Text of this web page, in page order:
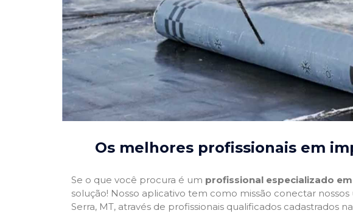
Os melhores profissionais em
Se o que você procura é um profissional especializado
solução! Nosso aplicativo tem como missão conectar
Serra, MT, através de profissionais qualificados cadastrados